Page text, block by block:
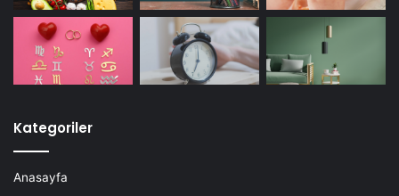
Kategoriler
Anasayfa